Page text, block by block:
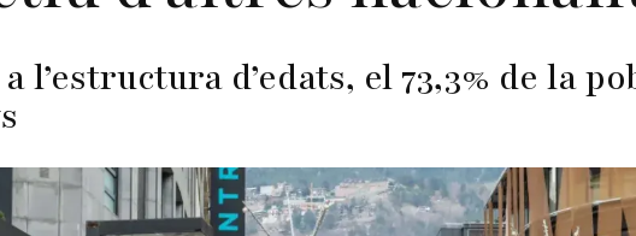
l’estructura d’edats, el 73,3% de la